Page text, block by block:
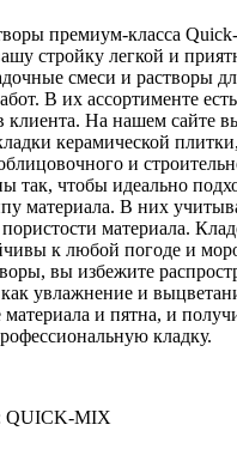
премиум-класса
стройку легкой и
смеси и растворы
В их ассортименте
клиента. На нашем сайте
керамической
и
так, чтобы идеально
материала. В них
материала.
к любой погоде и
вы избежите
увлажнение и
и пятна, и
кладку.
QUICK-MIX